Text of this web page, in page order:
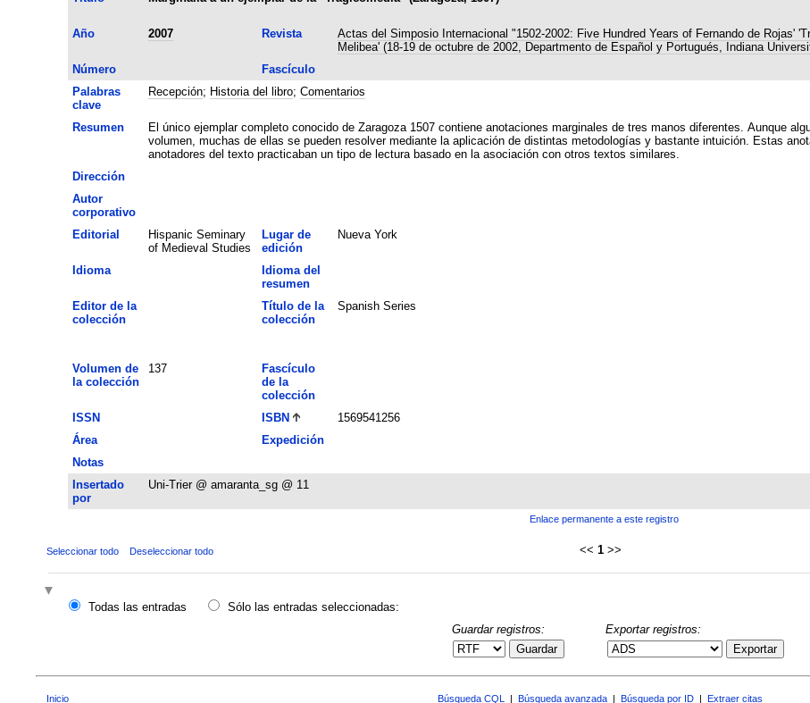
Año
2007 Revista
Actas del Simposio Internacional "1502-2002: Five Hundred Years of Fernando de Rojas'
Melibea' (18-19 de octubre de 2002, Departmento de Español y Portugués, Indiana
Número
Fascículo
Palabras
clave
Recepción; Historia del libro; Comentarios
Resumen
El único ejemplar completo conocido de Zaragoza 1507 contiene anotaciones marginales de tres manos diferentes. Aunque
volumen, muchas de ellas se pueden resolver mediante la aplicación de distintas metodologías y bastante intuición. Estas
anotadores del texto practicaban un tipo de lectura basado en la asociación con otros textos similares.
Dirección
Autor
corporativo
Editorial
Hispanic Seminary
of Medieval Studies
Lugar de
edición
Nueva York
Idioma
Idioma del
resumen
Editor de la
colección
Título de la
colección
Spanish Series
Volumen de
la colección
137
Fascículo
de la
colección
ISSN ISBN 1569541256
Área
Expedición
Notas
Insertado
por
Uni-Trier @ amaranta_sg @ 11
Enlace permanente a este registro
Seleccionar todo Deseleccionar todo << 1 >>
Todas las entradas
Sólo las entradas seleccionadas:
Guardar registros:
Guardar
Exportar registros:
Exportar
Inicio Búsqueda CQL Búsqueda avanzada Búsqueda por ID Extraer citas